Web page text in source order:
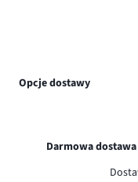
Opcje dostawy
Darmowa dostawa